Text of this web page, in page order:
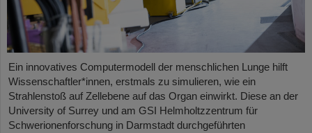
Ein innovatives Computermodell der menschlichen Lunge hilft
Wissenschaftler*innen, erstmals zu simulieren, wie ein
Strahlenstoß auf Zellebene auf das Organ einwirkt. Diese an der
University of Surrey und am GSI Helmholtzzentrum für
Schwerionenforschung in Darmstadt durchgeführten